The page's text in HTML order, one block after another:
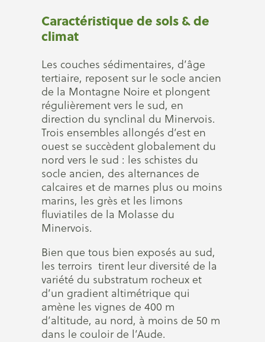
Caractéristique de sols & de
climat
Les couches sédimentaires, d’âge
tertiaire, reposent sur le socle ancien
de la Montagne Noire et plongent
régulièrement vers le sud, en
direction du synclinal du Minervois.
Trois ensembles allongés d’est en
ouest se succèdent globalement du
nord vers le sud : les schistes du
socle ancien, des alternances de
calcaires et de marnes plus ou moins
marins, les grès et les limons
fluviatiles de la Molasse du
Minervois.
Bien que tous bien exposés au sud,
les terroirs tirent leur diversité de la
variété du substratum rocheux et
d’un gradient altimétrique qui
amène les vignes de 400 m
d’altitude, au nord, à moins de 50 m
dans le couloir de l’Aude.